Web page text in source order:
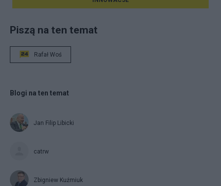
Piszą na ten temat
Rafał Woś
Blogi na ten temat
Jan Filip Libicki
catrw
Zbigniew Kuźmiuk